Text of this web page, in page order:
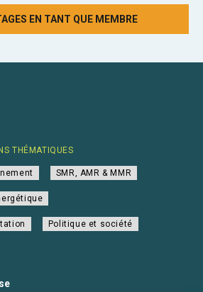
EN TANT QUE MEMBRE
THÉMATIQUES
SMR, AMR & MMR
Politique et société